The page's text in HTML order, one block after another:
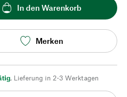
In den Warenkorb
Merken
, Lieferung in 2-3 Werktagen